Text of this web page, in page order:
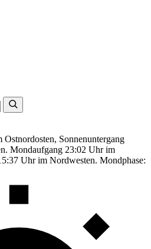
Sonnenuntergang
Mondaufgang 23:02 Uhr im
Uhr im Nordwesten. Mondphase: